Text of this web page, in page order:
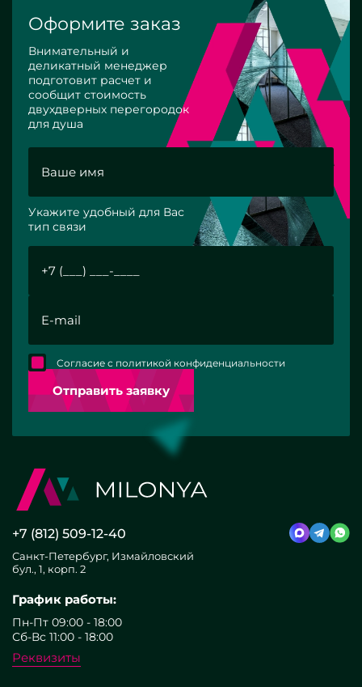
Оформите заказ
Внимательный и
деликатный менеджер
подготовит расчет и
сообщит стоимость
двухдверных перегородок
для душа
Укажите удобный для Вас
тип связи
Отправить заявку
Согласие с политикой конфиденциальности
+7 (812) 509-12-40
Санкт-Петербург, Измайловский
бул., 1, корп. 2
График работы:
Пн-Пт 09:00 - 18:00
Сб-Вс 11:00 - 18:00
Реквизиты